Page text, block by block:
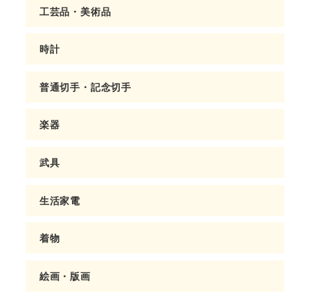
工芸品・美術品
時計
普通切手・記念切手
楽器
武具
生活家電
着物
絵画・版画